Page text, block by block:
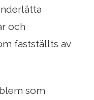
och
fastställts av
som